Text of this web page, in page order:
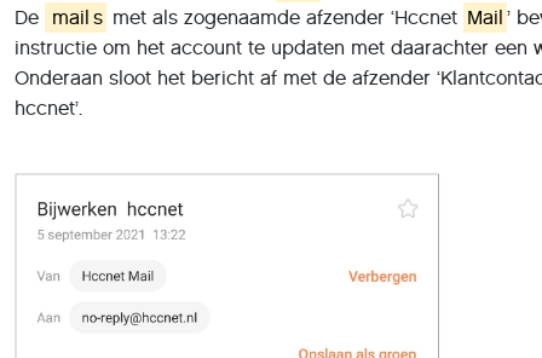
De
mail s met als zogenaamde afzender ‘Hccnet Mail ’
instructie om het account te updaten met daarachter een
Onderaan sloot het bericht af met de afzender
hccnet’.